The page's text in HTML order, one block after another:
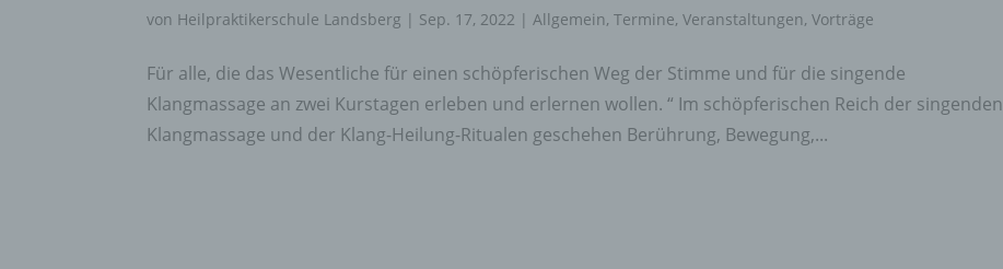
von Heilpraktikerschule Landsberg | Sep. 17, 2022 | Allgemein,Termine,Veranstaltungen,Vorträge
Für alle, die das Wesentliche für einen schöpferischen Weg der Stimme und für die singende
Klangmassage an zwei Kurstagen erleben und erlernen wollen. “ Im schöpferischen Reich der singenden
Klangmassage und der Klang-Heilung-Ritualen geschehen Berührung, Bewegung,...